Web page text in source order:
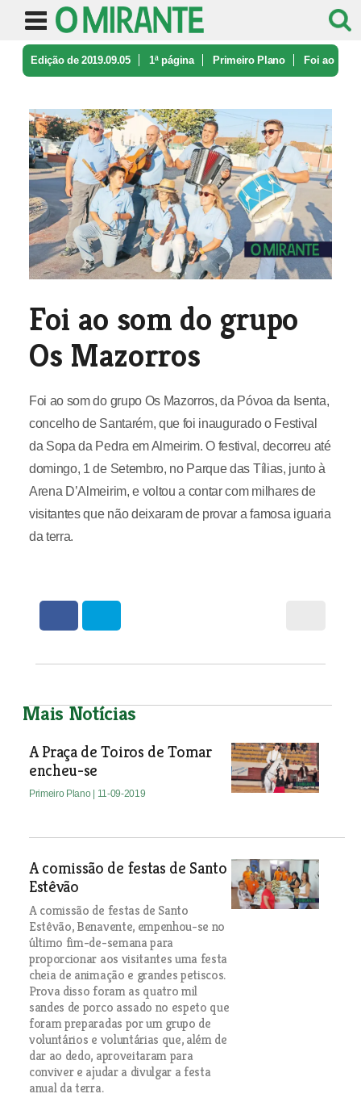
Edição de 2019.09.05 1ª página Primeiro Plano Foi ao
Foi ao som do grupo
Os Mazorros
Foi ao som do grupo Os Mazorros, da Póvoa da Isenta,
concelho de Santarém, que foi inaugurado o Festival
da Sopa da Pedra em Almeirim. O festival, decorreu até
domingo, 1 de Setembro, no Parque das Tílias, junto à
Arena D’Almeirim, e voltou a contar com milhares de
visitantes que não deixaram de provar a famosa iguaria
da terra.
Mais Notícias
A Praça de Toiros de Tomar
encheu-se
Primeiro Plano | 11-09-2019
A comissão de festas de Santo
Estêvão
A comissão de festas de Santo
Estêvão, Benavente, empenhou-se no
último fim-de-semana para
proporcionar aos visitantes uma festa
cheia de animação e grandes petiscos.
Prova disso foram as quatro mil
sandes de porco assado no espeto que
foram preparadas por um grupo de
voluntários e voluntárias que, além de
dar ao dedo, aproveitaram para
conviver e ajudar a divulgar a festa
anual da terra.